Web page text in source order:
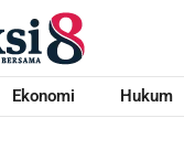
Ekonomi Hukum